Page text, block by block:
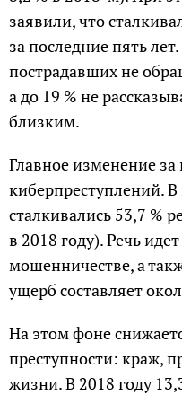
заявили, что
за последние пять
пострадавших не
а до 19 % не
близким.
Главное изменение
киберпреступлений.
сталкивались 53,7 %
в 2018 году). Речь
мошенничестве, а
ущерб составляет
На этом фоне
преступности: краж,
жизни. В 2018 году